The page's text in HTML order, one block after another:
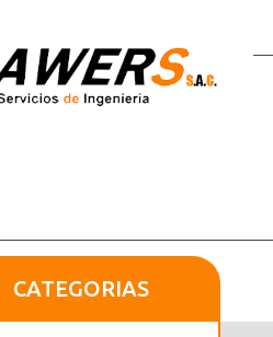
CATEGORIAS